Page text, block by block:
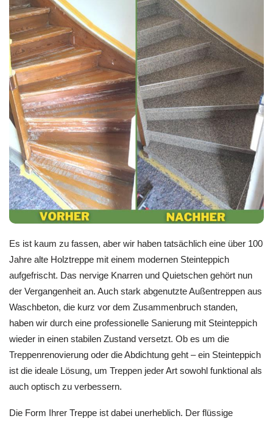
Es ist kaum zu fassen, aber wir haben tatsächlich eine über 100
Jahre alte Holztreppe mit einem modernen Steinteppich
aufgefrischt. Das nervige Knarren und Quietschen gehört nun
der Vergangenheit an. Auch stark abgenutzte Außentreppen aus
Waschbeton, die kurz vor dem Zusammenbruch standen,
haben wir durch eine professionelle Sanierung mit Steinteppich
wieder in einen stabilen Zustand versetzt. Ob es um die
Treppenrenovierung oder die Abdichtung geht – ein Steinteppich
ist die ideale Lösung, um Treppen jeder Art sowohl funktional als
auch optisch zu verbessern.
Die Form Ihrer Treppe ist dabei unerheblich. Der flüssige